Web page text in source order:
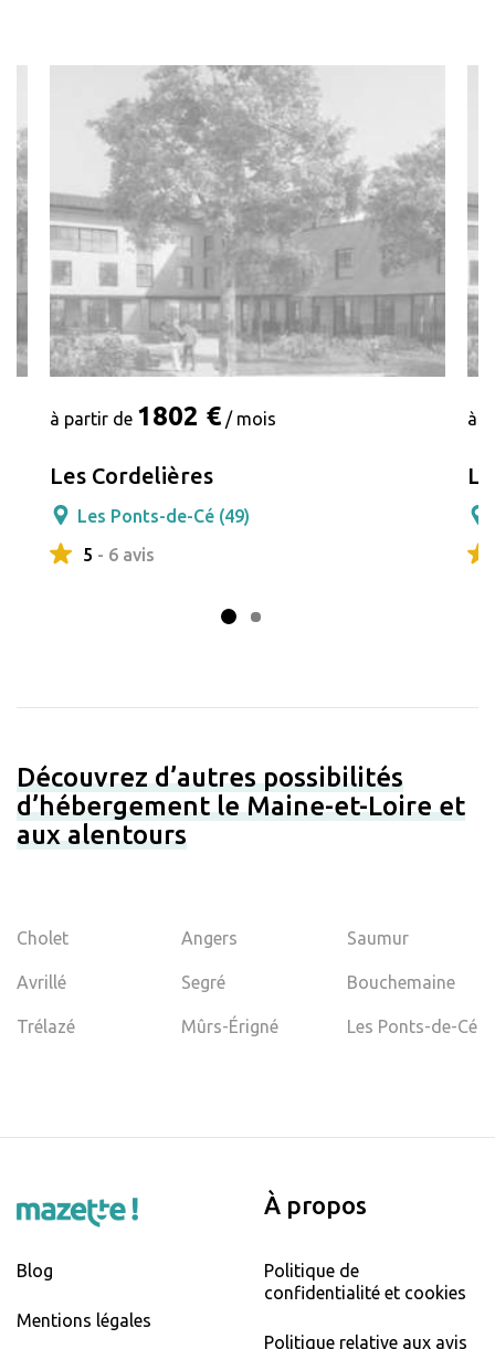
à partir de 1802 € / mois
Les Cordelières
Les Ponts-de-Cé (49)
5 - 6 avis
à
Découvrez d’autres possibilités
d’hébergement le Maine-et-Loire et
aux alentours
Cholet Angers Saumur
Avrillé Segré Bouchemaine
Trélazé Mûrs-Érigné Les Ponts-de-Cé
Blog
Mentions légales
À propos
Politique de
confidentialité et cookies
Politique relative aux avis